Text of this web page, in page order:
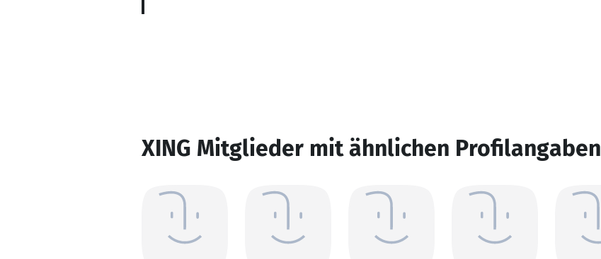
XING Mitglieder mit ähnlichen Profilangaben